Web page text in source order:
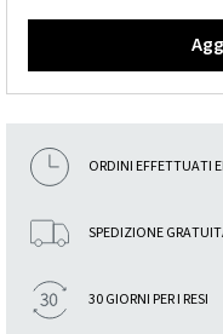
ORDINI EFFETTUATI
SPEDIZIONE
30 GIORNI PER I RESI